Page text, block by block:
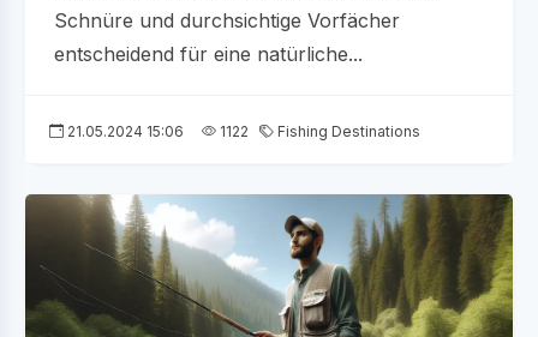
Schnüre und durchsichtige Vorfächer
entscheidend für eine natürliche...
21.05.2024 15:06 1122 Fishing Destinations